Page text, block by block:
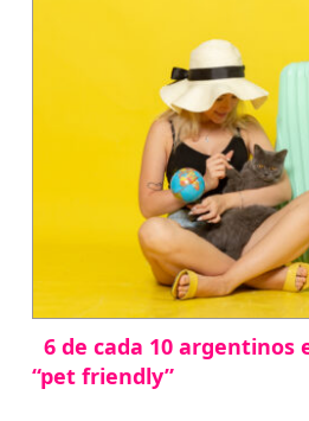
6 de cada 10
“pet friendly”